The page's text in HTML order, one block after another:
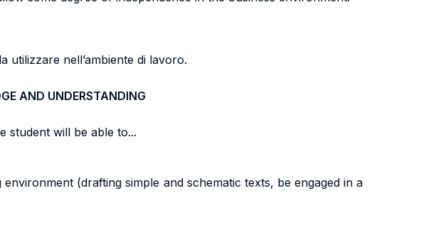
utilizzare nell’ambiente di lavoro.
AND UNDERSTANDING
student will be able to...
environment (drafting simple and schematic texts, be engaged in a